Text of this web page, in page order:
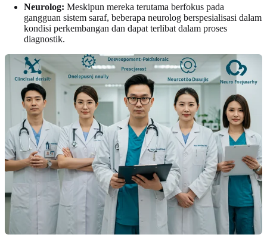
Neurolog: Meskipun mereka terutama berfokus pada
gangguan sistem saraf, beberapa neurolog berspesialisasi dalam
kondisi perkembangan dan dapat terlibat dalam proses
diagnostik.